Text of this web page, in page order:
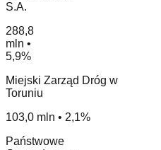
S.A.
288,8
mln •
5,9%
Miejski Zarząd Dróg w
Toruniu
103,0 mln • 2,1%
Państwowe